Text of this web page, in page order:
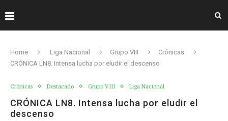
Home Liga Nacional Grupo VIII
Crónicas
CRÓNICA LN8. Intensa lucha por eludir el descenso
Crónicas Destacado Grupo VIII Liga Nacional
CRÓNICA LN8. Intensa lucha por eludir el
descenso